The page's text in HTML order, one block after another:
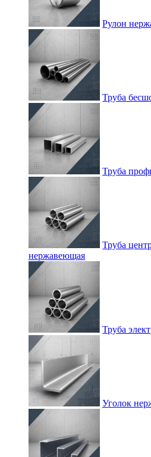
Рулон
Труба
Труба
Труба
нержавеющая
Труба
Уголок